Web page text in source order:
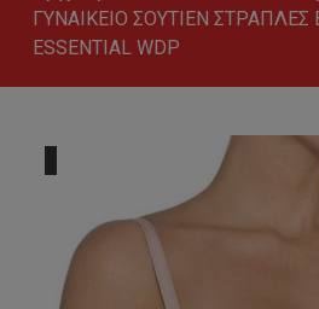
ΓΥΝΑΙΚΕΙΟ ΣΟΥΤΙΕΝ ΣΤΡΑΠΛΕΣ
ESSENTIAL WDP